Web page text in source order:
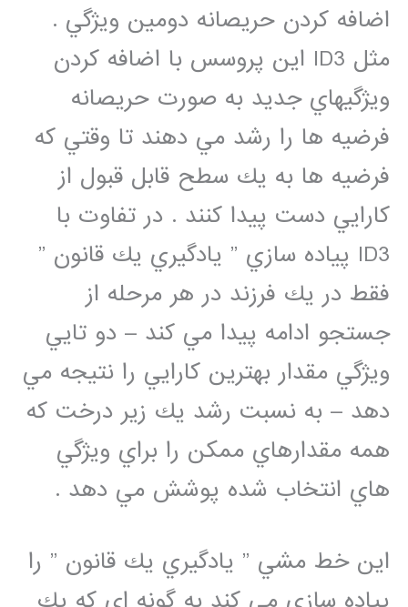
اضافه كردن حريصانه دومين ويژگي .
مثل ID3 اين پروسس با اضافه كردن
ويژگيهاي جديد به صورت حريصانه
فرضيه ها را رشد مي دهند تا وقتي كه
فرضيه ها به يك سطح قابل قبول از
كارايي دست پيدا كنند . در تفاوت با
ID3 پياده سازي ” يادگيري يك قانون ”
فقط در يك فرزند در هر مرحله از
جستجو ادامه پيدا مي كند – دو تايي
ويژگي مقدار بهترين كارايي را نتيجه مي
دهد – به نسبت رشد يك زير درخت كه
همه مقدارهاي ممكن را براي ويژگي
هاي انتخاب شده پوشش مي دهد .
اين خط مشي ” يادگيري يك قانون ” را